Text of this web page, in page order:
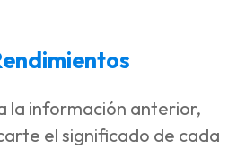
la información anterior,
el significado de cada